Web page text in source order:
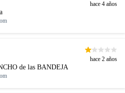
hace 4 años
hace 2 años
de las BANDEJA